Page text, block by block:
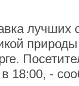
лучших
в 18:00, -